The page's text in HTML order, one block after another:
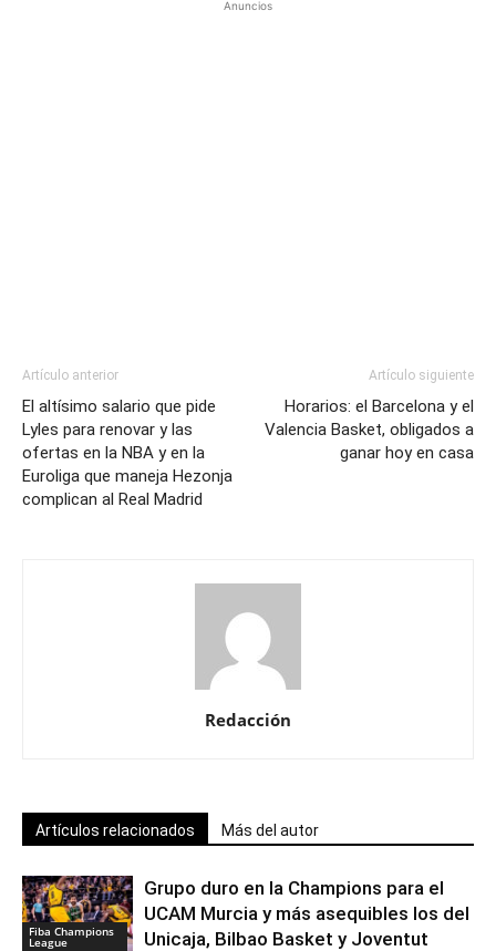
Anuncios
Artículo anterior
El altísimo salario que pide
Lyles para renovar y las
ofertas en la NBA y en la
Euroliga que maneja Hezonja
complican al Real Madrid
Artículo siguiente
Horarios: el Barcelona y el
Valencia Basket, obligados a
ganar hoy en casa
Redacción
Artículos relacionados Más del autor
Fiba Champions
League
Grupo duro en la Champions para el
UCAM Murcia y más asequibles los del
Unicaja, Bilbao Basket y Joventut